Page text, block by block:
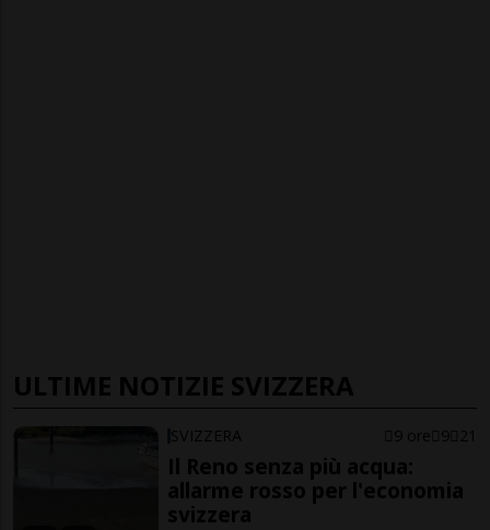
ULTIME NOTIZIE SVIZZERA
SVIZZERA 9 ore 9 21
Il Reno senza più acqua:
allarme rosso per l'economia
svizzera